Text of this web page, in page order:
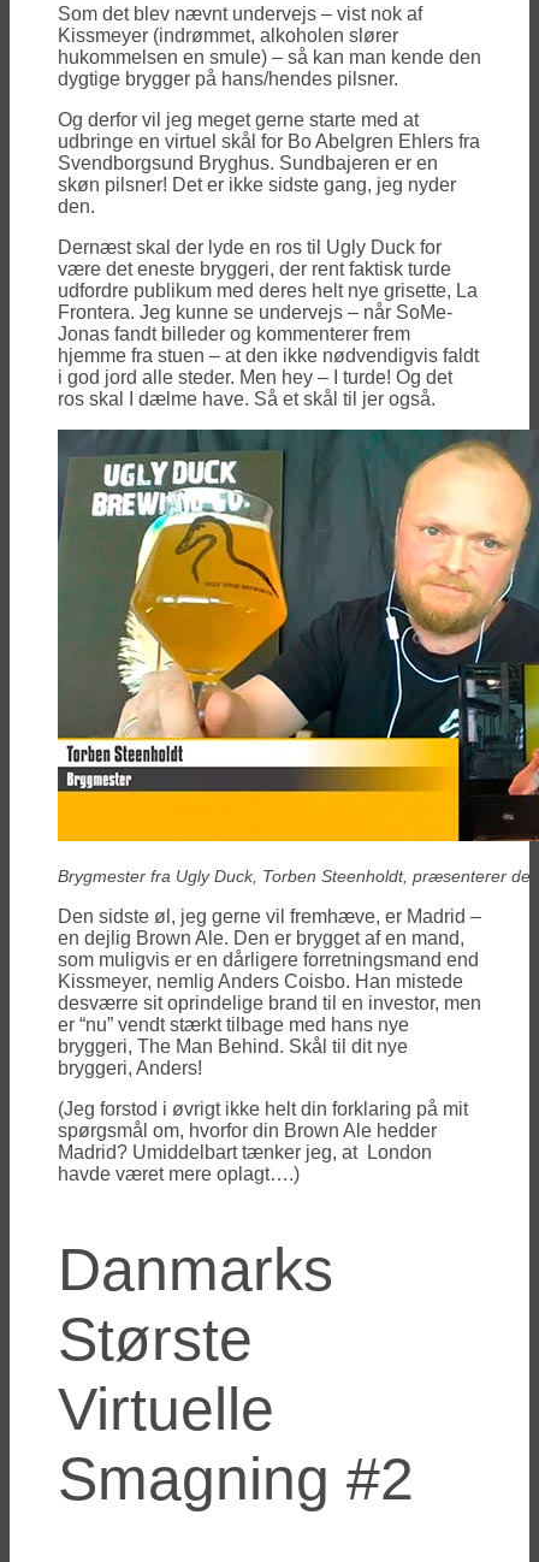
Som det blev nævnt undervejs – vist nok af
Kissmeyer (indrømmet, alkoholen slører
hukommelsen en smule) – så kan man kende den
dygtige brygger på hans/hendes pilsner.
Og derfor vil jeg meget gerne starte med at
udbringe en virtuel skål for Bo Abelgren Ehlers fra
Svendborgsund Bryghus. Sundbajeren er en
skøn pilsner! Det er ikke sidste gang, jeg nyder
den.
Dernæst skal der lyde en ros til Ugly Duck for
være det eneste bryggeri, der rent faktisk turde
udfordre publikum med deres helt nye grisette, La
Frontera. Jeg kunne se undervejs – når SoMe-
Jonas fandt billeder og kommenterer frem
hjemme fra stuen – at den ikke nødvendigvis faldt
i god jord alle steder. Men hey – I turde! Og det
ros skal I dælme have. Så et skål til jer også.
Brygmester fra Ugly Duck, Torben Steenholdt, præsenterer
Den sidste øl, jeg gerne vil fremhæve, er Madrid –
en dejlig Brown Ale. Den er brygget af en mand,
som muligvis er en dårligere forretningsmand end
Kissmeyer, nemlig Anders Coisbo. Han mistede
desværre sit oprindelige brand til en investor, men
er “nu” vendt stærkt tilbage med hans nye
bryggeri, The Man Behind. Skål til dit nye
bryggeri, Anders!
(Jeg forstod i øvrigt ikke helt din forklaring på mit
spørgsmål om, hvorfor din Brown Ale hedder
Madrid? Umiddelbart tænker jeg, at London
havde været mere oplagt….)
Danmarks
Største
Virtuelle
Smagning #2